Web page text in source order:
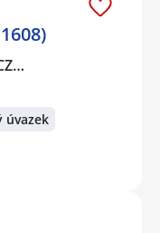
úvazek